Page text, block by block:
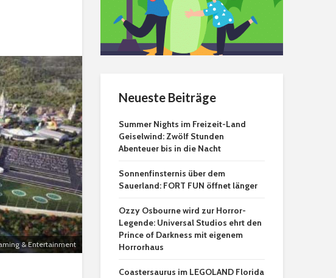
& Entertainment
Neueste Beiträge
Summer Nights im Freizeit-Land
Geiselwind: Zwölf Stunden
Abenteuer bis in die Nacht
Sonnenfinsternis über dem
Sauerland: FORT FUN öffnet länger
Ozzy Osbourne wird zur Horror-
Legende: Universal Studios ehrt den
Prince of Darkness mit eigenem
Horrorhaus
Coastersaurus im LEGOLAND Florida